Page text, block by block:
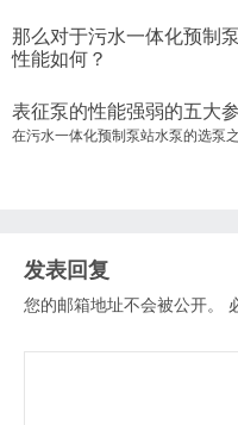
那么对于污水一体化预制
性能如何？
表征泵的性能强弱的五大参
在污水一体化预制泵站水泵的选泵
发表回复
您的邮箱地址不会被公开。